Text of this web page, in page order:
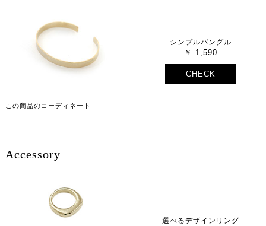
シンプルバングル
1,590
CHECK
この商品のコーディネート
Accessory
選べるデザインリング